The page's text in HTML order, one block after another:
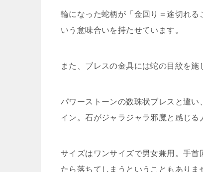
輪になった蛇柄が「金回り＝途切れ
いう意味合いを持たせています。
また、ブレスの金具には蛇の目紋を施
パワーストーンの数珠状ブレスと違
イン。石がジャラジャラ邪魔と感じる
サイズはワンサイズで男女兼用。手
たら落ちてしまうということもありま